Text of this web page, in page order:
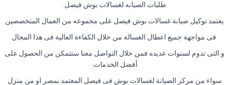
طلبات الصيانه لغسالات بوش فيصل.
يعتمد توكيل صيانة غسالات بوش فيصل على مجموعه من العمال المتخصصين
فى مواجهة جميع اعطال الغسالة من خلال الكفاءة العالية فى هذا المجال
و التى تدوم لسنوات عديده فمن خلال التواصل معنا ستتمكن من الحصول على
أفضل الخدمات.
سواء من مركز الصيانة لغسالات بوش فى فيصل المعتمد بمصر او من منزل